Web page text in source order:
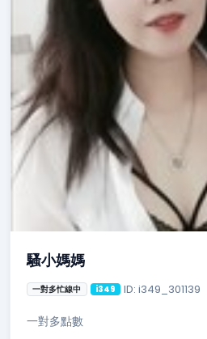
騷小媽媽
一對多忙線中 i349 ID: i349_301139
一對多點數